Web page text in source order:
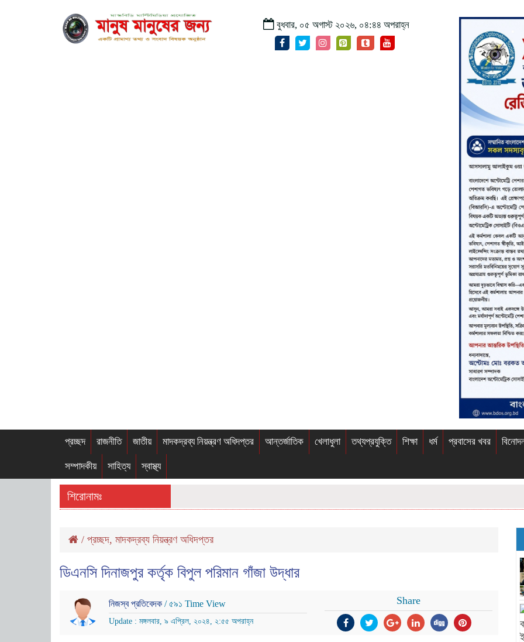
বুধবার, ০৫ অগাস্ট ২০২৬, ০৪:৪৪ অপরাহ্ন
প্রচ্ছদ রাজনীতি জাতীয় মাদকদ্রব্য নিয়ন্ত্রণ অধিদপ্তর আন্তর্জাতিক খেলাধুলা তথ্যপ্রযুক্তি শিক্ষা ধর্ম প্রবাসের খবর
সম্পাদকীয় সাহিত্য স্বাস্থ্য
শিরোনামঃ
/ প্রচ্ছদ, মাদকদ্রব্য নিয়ন্ত্রণ অধিদপ্তর
ডিএনসি দিনাজপুর কর্তৃক বিপুল পরিমান গাঁজা উদ্ধার
নিজস্ব প্রতিবেদক / ৫৯১ Time View
Update : মঙ্গলবার, ৯ এপ্রিল, ২০২৪, ২:৫৫ অপরাহ্ন
Share